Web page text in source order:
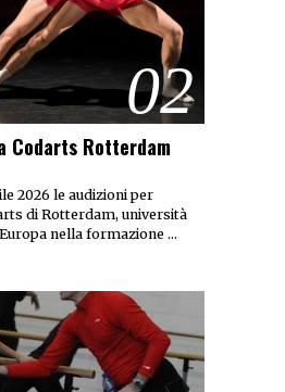
02
Codarts Rotterdam
2026 le audizioni per
di Rotterdam, università
nella formazione …